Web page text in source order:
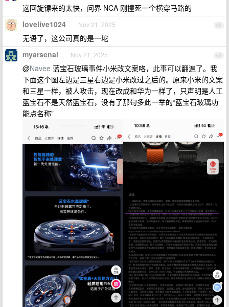
这回旋镖来的太快，问界 NCA 刚撞死一个横穿马路的
62
lovelive1024 Nov 21, 2025
无语了，这公司真的是一坨
63
myarsenal Nov 21, 2025
@Navee 蓝宝石玻璃事件小米改文案咯，此事可以翻遍了。我
下面这个图左边是三星右边是小米改过之后的。原来小米的文案
和三星一样，被人攻击，现在改成和华为一样了，只声明是人工
蓝宝石不是天然蓝宝石，没有了那句多此一举的“蓝宝石玻璃功
能点名称”